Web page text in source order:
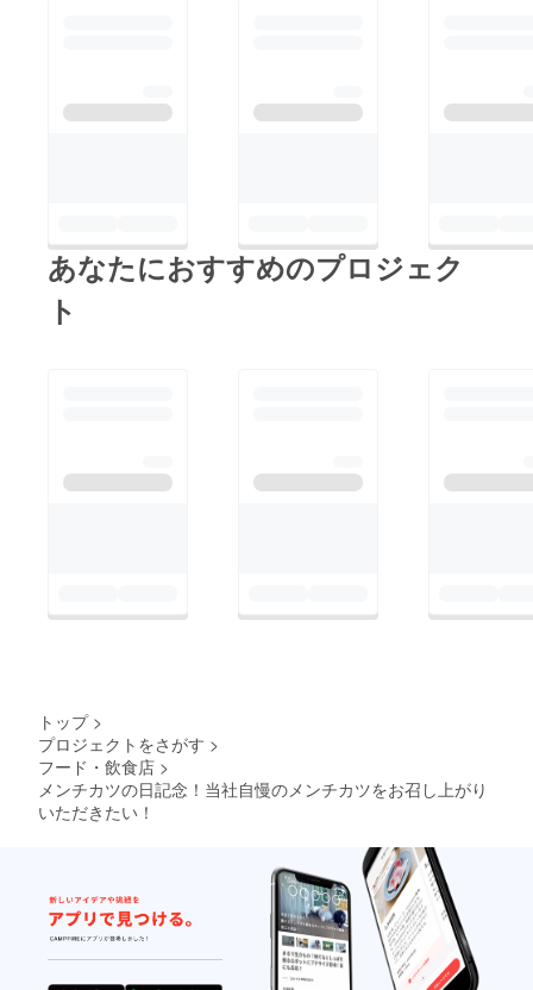
あなたにおすすめのプロジェク
ト
トップ >
プロジェクトをさがす >
フード・飲食店 >
メンチカツの日記念！当社自慢のメンチカツをお召し上がり
いただきたい！